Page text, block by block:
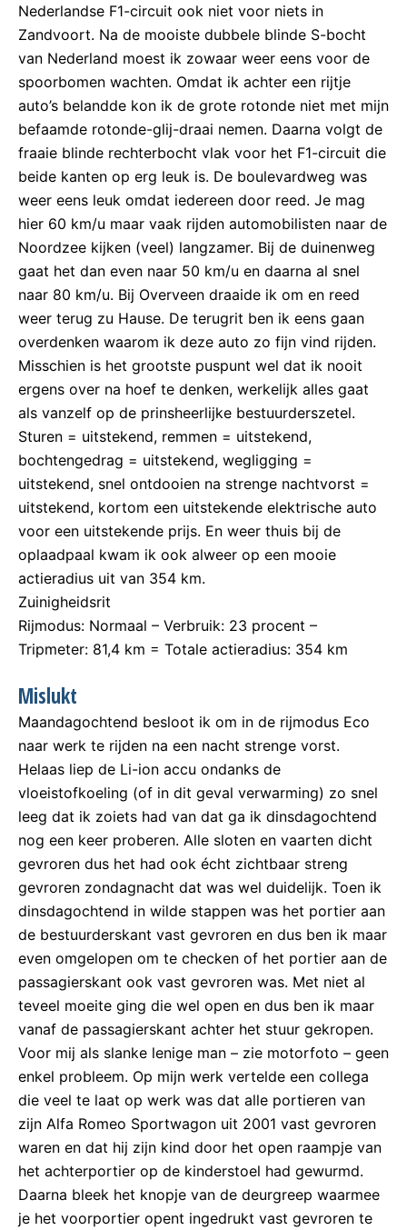
Nederlandse F1-circuit ook niet voor niets in
Zandvoort. Na de mooiste dubbele blinde S-bocht
van Nederland moest ik zowaar weer eens voor de
spoorbomen wachten. Omdat ik achter een rijtje
auto’s belandde kon ik de grote rotonde niet met mijn
befaamde rotonde-glij-draai nemen. Daarna volgt de
fraaie blinde rechterbocht vlak voor het F1-circuit die
beide kanten op erg leuk is. De boulevardweg was
weer eens leuk omdat iedereen door reed. Je mag
hier 60 km/u maar vaak rijden automobilisten naar de
Noordzee kijken (veel) langzamer. Bij de duinenweg
gaat het dan even naar 50 km/u en daarna al snel
naar 80 km/u. Bij Overveen draaide ik om en reed
weer terug zu Hause. De terugrit ben ik eens gaan
overdenken waarom ik deze auto zo fijn vind rijden.
Misschien is het grootste puspunt wel dat ik nooit
ergens over na hoef te denken, werkelijk alles gaat
als vanzelf op de prinsheerlijke bestuurderszetel.
Sturen = uitstekend, remmen = uitstekend,
bochtengedrag = uitstekend, wegligging =
uitstekend, snel ontdooien na strenge nachtvorst =
uitstekend, kortom een uitstekende elektrische auto
voor een uitstekende prijs. En weer thuis bij de
oplaadpaal kwam ik ook alweer op een mooie
actieradius uit van 354 km.
Zuinigheidsrit
Rijmodus: Normaal – Verbruik: 23 procent –
Tripmeter: 81,4 km = Totale actieradius: 354 km
Mislukt
Maandagochtend besloot ik om in de rijmodus Eco
naar werk te rijden na een nacht strenge vorst.
Helaas liep de Li-ion accu ondanks de
vloeistofkoeling (of in dit geval verwarming) zo snel
leeg dat ik zoiets had van dat ga ik dinsdagochtend
nog een keer proberen. Alle sloten en vaarten dicht
gevroren dus het had ook écht zichtbaar streng
gevroren zondagnacht dat was wel duidelijk. Toen ik
dinsdagochtend in wilde stappen was het portier aan
de bestuurderskant vast gevroren en dus ben ik maar
even omgelopen om te checken of het portier aan de
passagierskant ook vast gevroren was. Met niet al
teveel moeite ging die wel open en dus ben ik maar
vanaf de passagierskant achter het stuur gekropen.
Voor mij als slanke lenige man – zie motorfoto – geen
enkel probleem. Op mijn werk vertelde een collega
die veel te laat op werk was dat alle portieren van
zijn Alfa Romeo Sportwagon uit 2001 vast gevroren
waren en dat hij zijn kind door het open raampje van
het achterportier op de kinderstoel had gewurmd.
Daarna bleek het knopje van de deurgreep waarmee
je het voorportier opent ingedrukt vast gevroren te